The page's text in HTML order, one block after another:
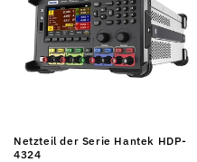
Netzteil der Serie Hantek HDP-
4324